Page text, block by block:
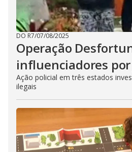
DO R7/07/08/2025
Operação
influenciadores
Ação policial em três estados
ilegais